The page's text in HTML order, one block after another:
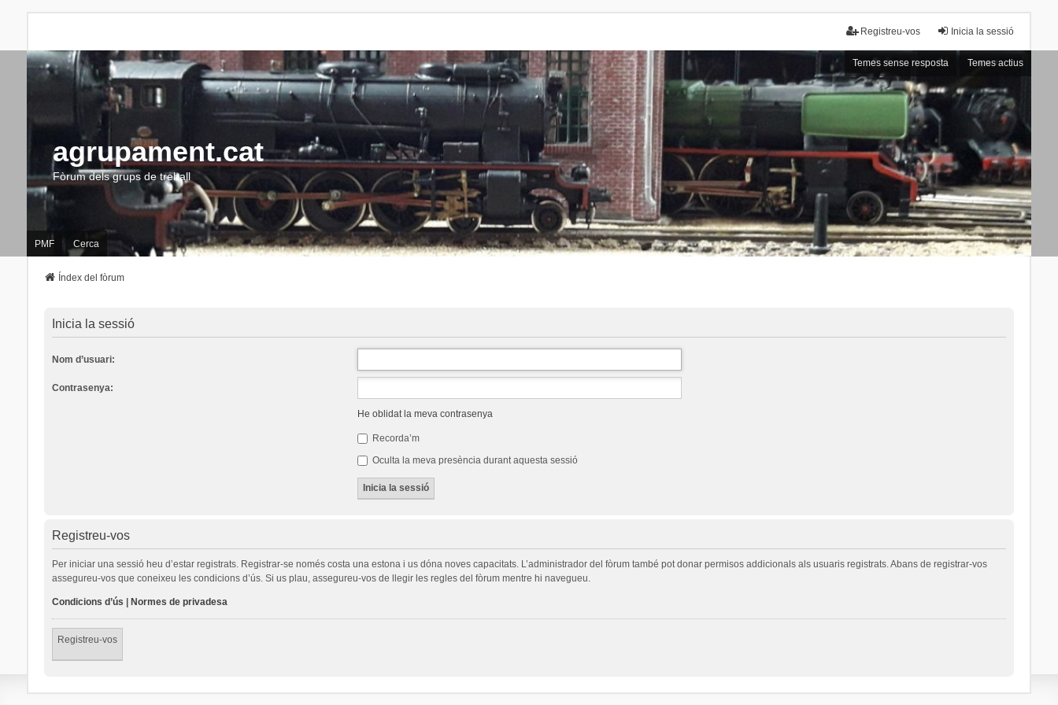
Inicia la sessió
Registreu-vos
Temes sense resposta Temes actius
agrupament.cat
Fòrum dels grups de treball
PMF Cerca
Índex del fòrum
Inicia la sessió
Nom d’usuari:
Contrasenya:
He oblidat la meva contrasenya
Recorda’m
Oculta la meva presència durant aquesta sessió
Registreu-vos
Per iniciar una sessió heu d’estar registrats. Registrar-se només costa una estona i us dóna noves capacitats. L’administrador del fòrum també pot donar permisos addicionals als usuaris registrats. Abans de registrar-vos
assegureu-vos que coneixeu les condicions d’ús. Si us plau, assegureu-vos de llegir les regles del fòrum mentre hi navegueu.
Condicions d’ús Normes de privadesa
Registreu-vos